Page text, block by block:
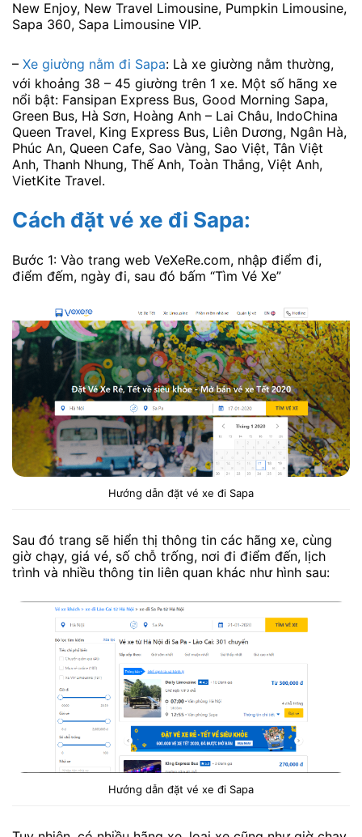
New Enjoy, New Travel Limousine, Pumpkin Limousine,
Sapa 360, Sapa Limousine VIP.
– Xe giường nằm đi Sapa: Là xe giường nằm thường,
với khoảng 38 – 45 giường trên 1 xe. Một số hãng xe
nổi bật: Fansipan Express Bus, Good Morning Sapa,
Green Bus, Hà Sơn, Hoàng Anh – Lai Châu, IndoChina
Queen Travel, King Express Bus, Liên Dương, Ngân Hà,
Phúc An, Queen Cafe, Sao Vàng, Sao Việt, Tân Việt
Anh, Thanh Nhung, Thế Anh, Toàn Thắng, Việt Anh,
VietKite Travel.
Cách đặt vé xe đi Sapa:
Bước 1: Vào trang web VeXeRe.com, nhập điểm đi,
điểm đếm, ngày đi, sau đó bấm “Tìm Vé Xe”
Hướng dẫn đặt vé xe đi Sapa
Sau đó trang sẽ hiển thị thông tin các hãng xe, cùng
giờ chạy, giá vé, số chỗ trống, nơi đi điểm đến, lịch
trình và nhiều thông tin liên quan khác như hình sau:
Hướng dẫn đặt vé xe đi Sapa